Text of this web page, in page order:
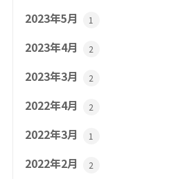
2023年5月 1
2023年4月 2
2023年3月 2
2022年4月 2
2022年3月 1
2022年2月 2